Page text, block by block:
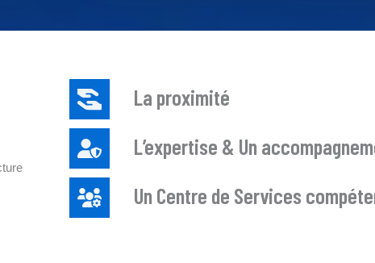
La proximité
L’expertise & Un
Un Centre de Services